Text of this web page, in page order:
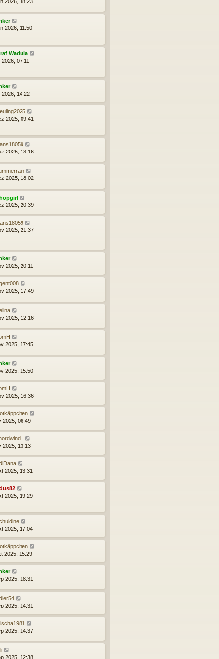
2026, 18:23
2026, 11:50
Wadula
2026, 07:11
2026, 14:22
2025, 09:41
2025, 13:16
2025, 18:02
2025, 20:39
2025, 21:37
2025, 20:11
2025, 17:49
2025, 12:16
2025, 17:45
2025, 15:50
2025, 16:36
2025, 06:49
2025, 13:13
2025, 13:31
2025, 19:29
2025, 17:04
2025, 15:29
2025, 18:31
2025, 14:31
2025, 14:37
2025, 12:38